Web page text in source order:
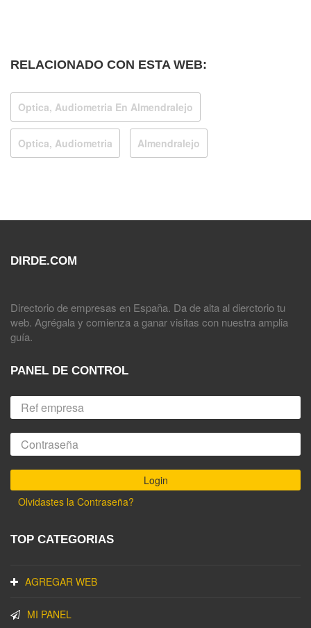
RELACIONADO CON ESTA WEB:
Optica, Audiometria En Almendralejo
Optica, Audiometria Almendralejo
DIRDE.COM
Directorio de empresas en España. Da de alta al dierctorio tu
web. Agrégala y comienza a ganar visitas con nuestra amplia
guía.
PANEL DE CONTROL
Olvidastes la Contraseña?
TOP CATEGORIAS
AGREGAR WEB
MI PANEL